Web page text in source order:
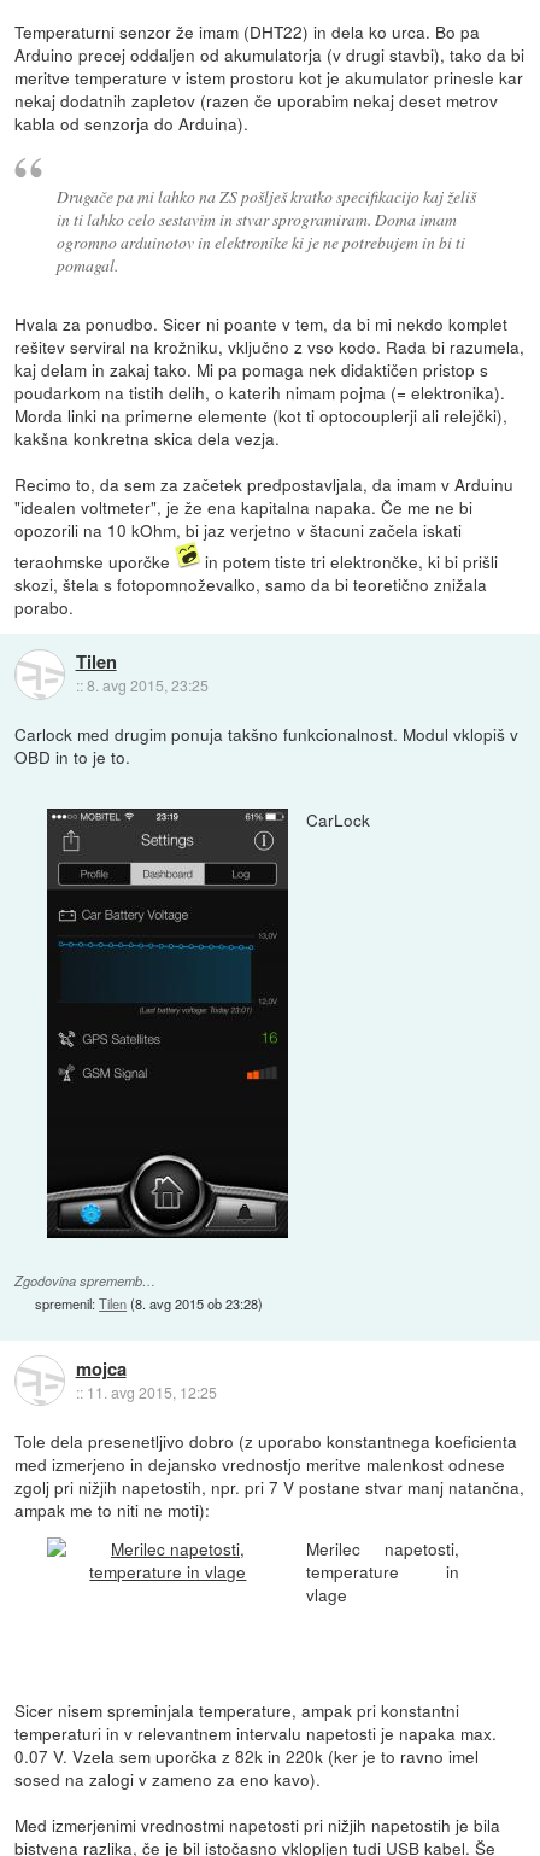
Temperaturni senzor že imam (DHT22) in dela ko urca. Bo pa
Arduino precej oddaljen od akumulatorja (v drugi stavbi), tako da bi
meritve temperature v istem prostoru kot je akumulator prinesle kar
nekaj dodatnih zapletov (razen če uporabim nekaj deset metrov
kabla od senzorja do Arduina).
Drugače pa mi lahko na ZS pošlješ kratko specifikacijo kaj želiš
in ti lahko celo sestavim in stvar sprogramiram. Doma imam
ogromno arduinotov in elektronike ki je ne potrebujem in bi ti
pomagal.
Hvala za ponudbo. Sicer ni poante v tem, da bi mi nekdo komplet
rešitev serviral na krožniku, vključno z vso kodo. Rada bi razumela,
kaj delam in zakaj tako. Mi pa pomaga nek didaktičen pristop s
poudarkom na tistih delih, o katerih nimam pojma (= elektronika).
Morda linki na primerne elemente (kot ti optocouplerji ali relejčki),
kakšna konkretna skica dela vezja.
Recimo to, da sem za začetek predpostavljala, da imam v Arduinu
"idealen voltmeter", je že ena kapitalna napaka. Če me ne bi
opozorili na 10 kOhm, bi jaz verjetno v štacuni začela iskati
teraohmske uporčke
in potem tiste tri elektrončke, ki bi prišli
skozi, štela s fotopomnoževalko, samo da bi teoretično znižala
porabo.
Tilen
::8. avg 2015, 23:25
Carlock med drugim ponuja takšno funkcionalnost. Modul vklopiš v
OBD in to je to.
CarLock
Zgodovina sprememb…
spremenil:Tilen(8. avg 2015 ob 23:28)
mojca
:: 11. avg 2015, 12:25
Tole dela presenetljivo dobro (z uporabo konstantnega koeficienta
med izmerjeno in dejansko vrednostjo meritve malenkost odnese
zgolj pri nižjih napetostih, npr. pri 7 V postane stvar manj natančna,
ampak me to niti ne moti):
Merilec napetosti,
temperature in
vlage
Sicer nisem spreminjala temperature, ampak pri konstantni
temperaturi in v relevantnem intervalu napetosti je napaka max.
0.07 V. Vzela sem uporčka z 82k in 220k (ker je to ravno imel
sosed na zalogi v zameno za eno kavo).
Med izmerjenimi vrednostmi napetosti pri nižjih napetostih je bila
bistvena razlika, če je bil istočasno vklopljen tudi USB kabel. Še